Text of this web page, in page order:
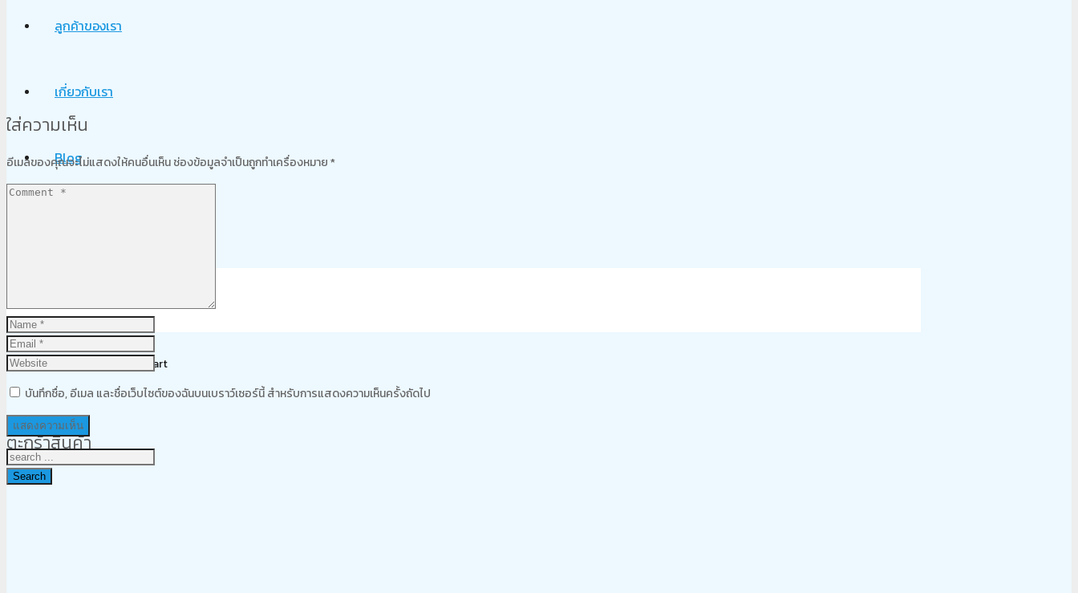
ลูกค้าของเรา
เกี่ยวกับเรา
Blog
Product was added to your cart
ตะกร้าสินค้า
ใส่ความเห็น
อีเมลของคุณจะไม่แสดงให้คนอื่นเห็นช่องข้อมูลจำเป็นถูกทำเครื่องหมาย*
บันทึกชื่อ, อีเมล และชื่อเว็บไซต์ของฉันบนเบราว์เซอร์นี้ สำหรับการแสดงความเห็นครั้งถัดไป
Search